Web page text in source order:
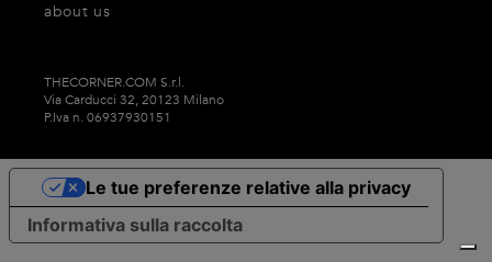
about us
THECORNER.COM S.r.l.
Via Carducci 32, 20123 Milano
P.Iva n. 06937930151
Informativa sulla raccolta
Le tue preferenze relative alla privacy